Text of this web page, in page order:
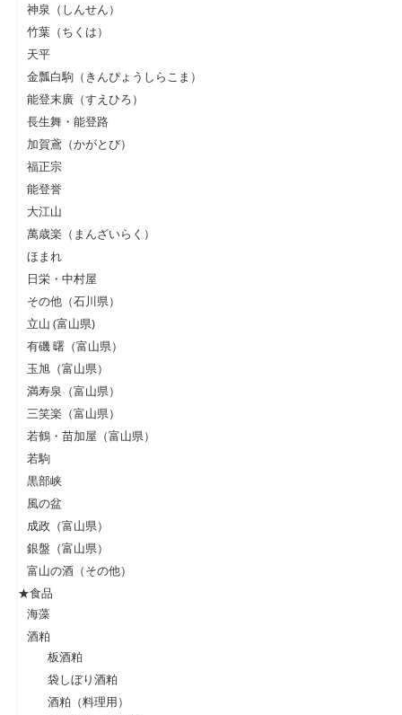
神泉（しんせん）
竹葉（ちくは）
天平
金瓢白駒（きんぴょうしらこま）
能登末廣（すえひろ）
長生舞・能登路
加賀鳶（かがとび）
福正宗
能登誉
大江山
萬歳楽（まんざいらく）
ほまれ
日栄・中村屋
その他（石川県）
立山 (富山県)
有磯 曙（富山県）
玉旭（富山県）
満寿泉（富山県）
三笑楽（富山県）
若鶴・苗加屋（富山県）
若駒
黒部峡
風の盆
成政（富山県）
銀盤（富山県）
富山の酒（その他）
★食品
海藻
酒粕
板酒粕
袋しぼり酒粕
酒粕（料理用）